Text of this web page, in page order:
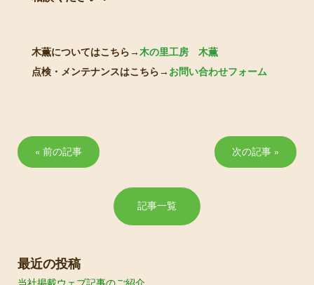
木薫についてはこちら→ 木の里工房 木薫
点検・メンテナンスはこちら→ お問い合わせフォーム
次の記事 »
« 前の記事
記事一覧
最近の投稿